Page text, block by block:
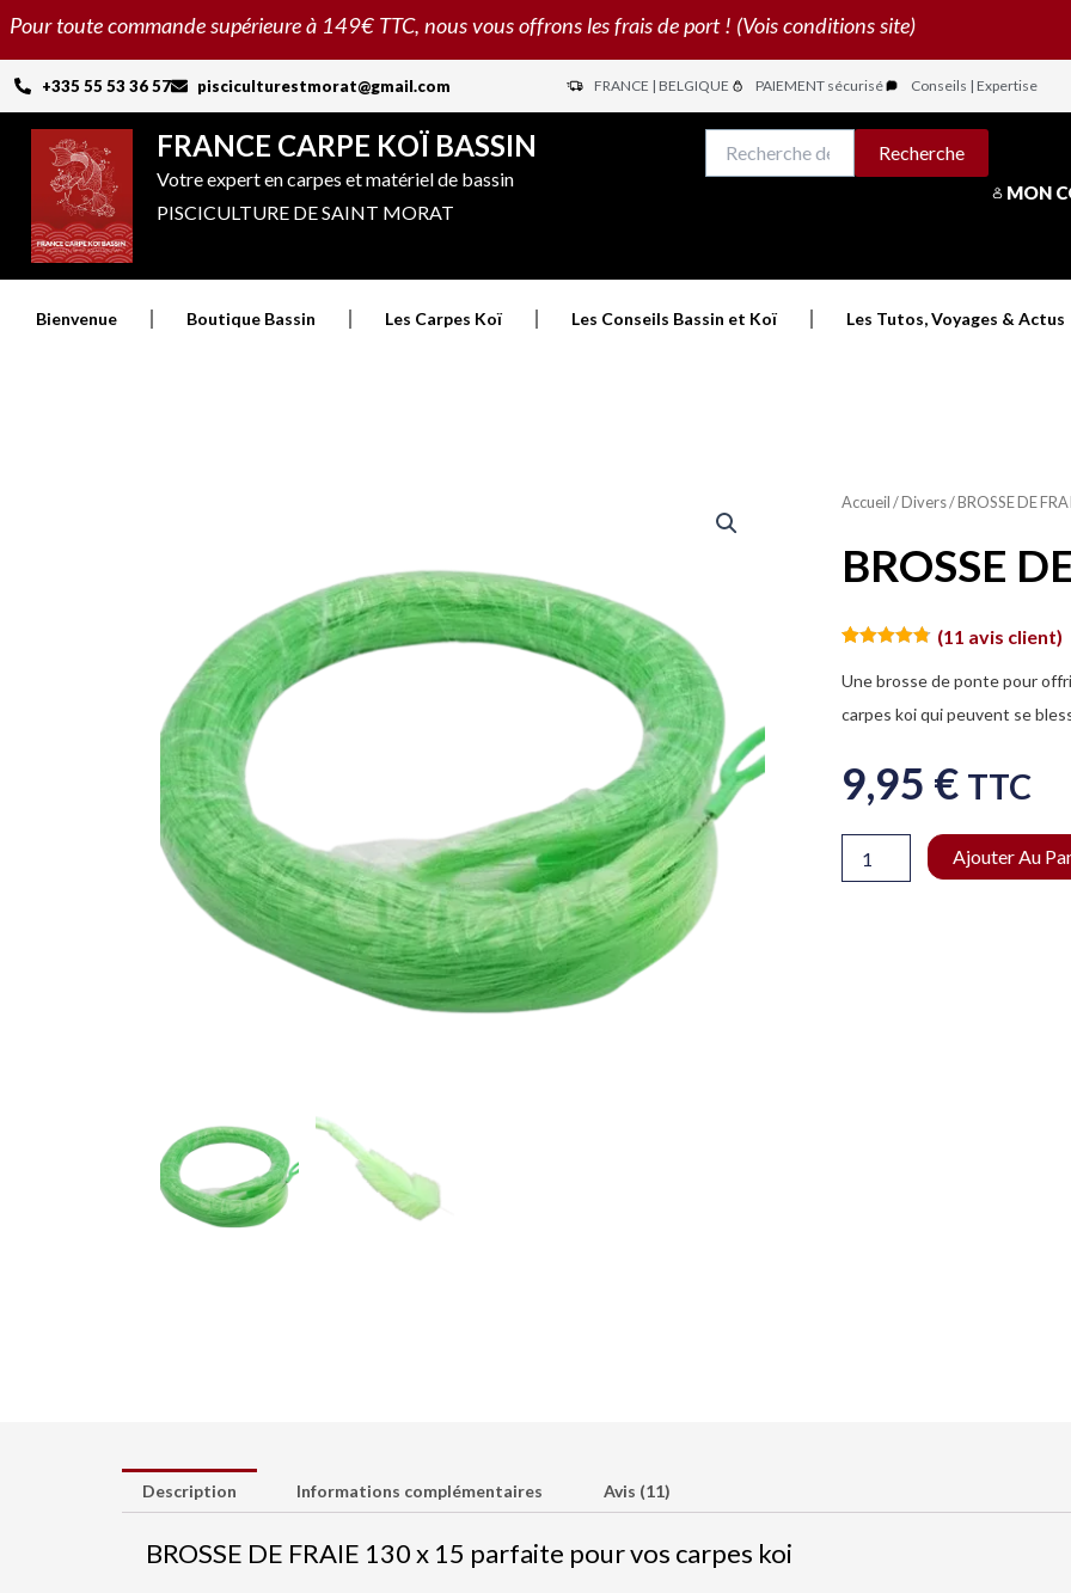
Aller
contenu
Pour toute commande supérieure à 149€ TTC, nous vous offrons les frais de port ! (Vois conditions site)
+335 55 53 36 57 pisciculturestmorat@gmail.com FRANCE | BELGIQUE PAIEMENT sécurisé Conseils | Expertise
FRANCE CARPE KOÏ BASSIN
Votre expert en carpes et matériel de bassin
PISCICULTURE DE SAINT MORAT
pour :
Recherche
MON
Bienvenue Boutique Bassin Les Carpes Koï Les Conseils Bassin et Koï Les Tutos, Voyages & Actus
Accueil/Divers/ BROSSE DE
BROSSE
sur 5
basé sur
notations
client
(11 avis client)
Une brosse de ponte pour
carpes koi qui peuvent se
9,95 € TTC
Ajouter Au
Description Informations complémentaires Avis (11)
BROSSE DE FRAIE 130 x 15 parfaite pour vos carpes koi